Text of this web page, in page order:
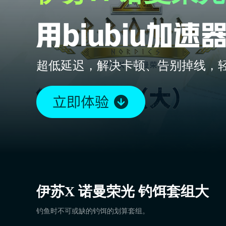
超低延迟，解决卡顿、告别掉线，
伊苏X 诺曼荣光 钓饵套组大
钓鱼时不可或缺的钓饵的划算套组。